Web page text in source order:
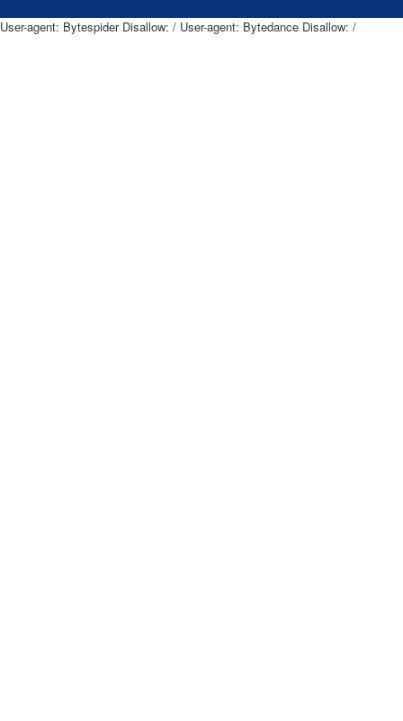
User-agent: Bytespider
User-agent: Bytespider Disallow: / User-agent: Bytedance Disallow: /